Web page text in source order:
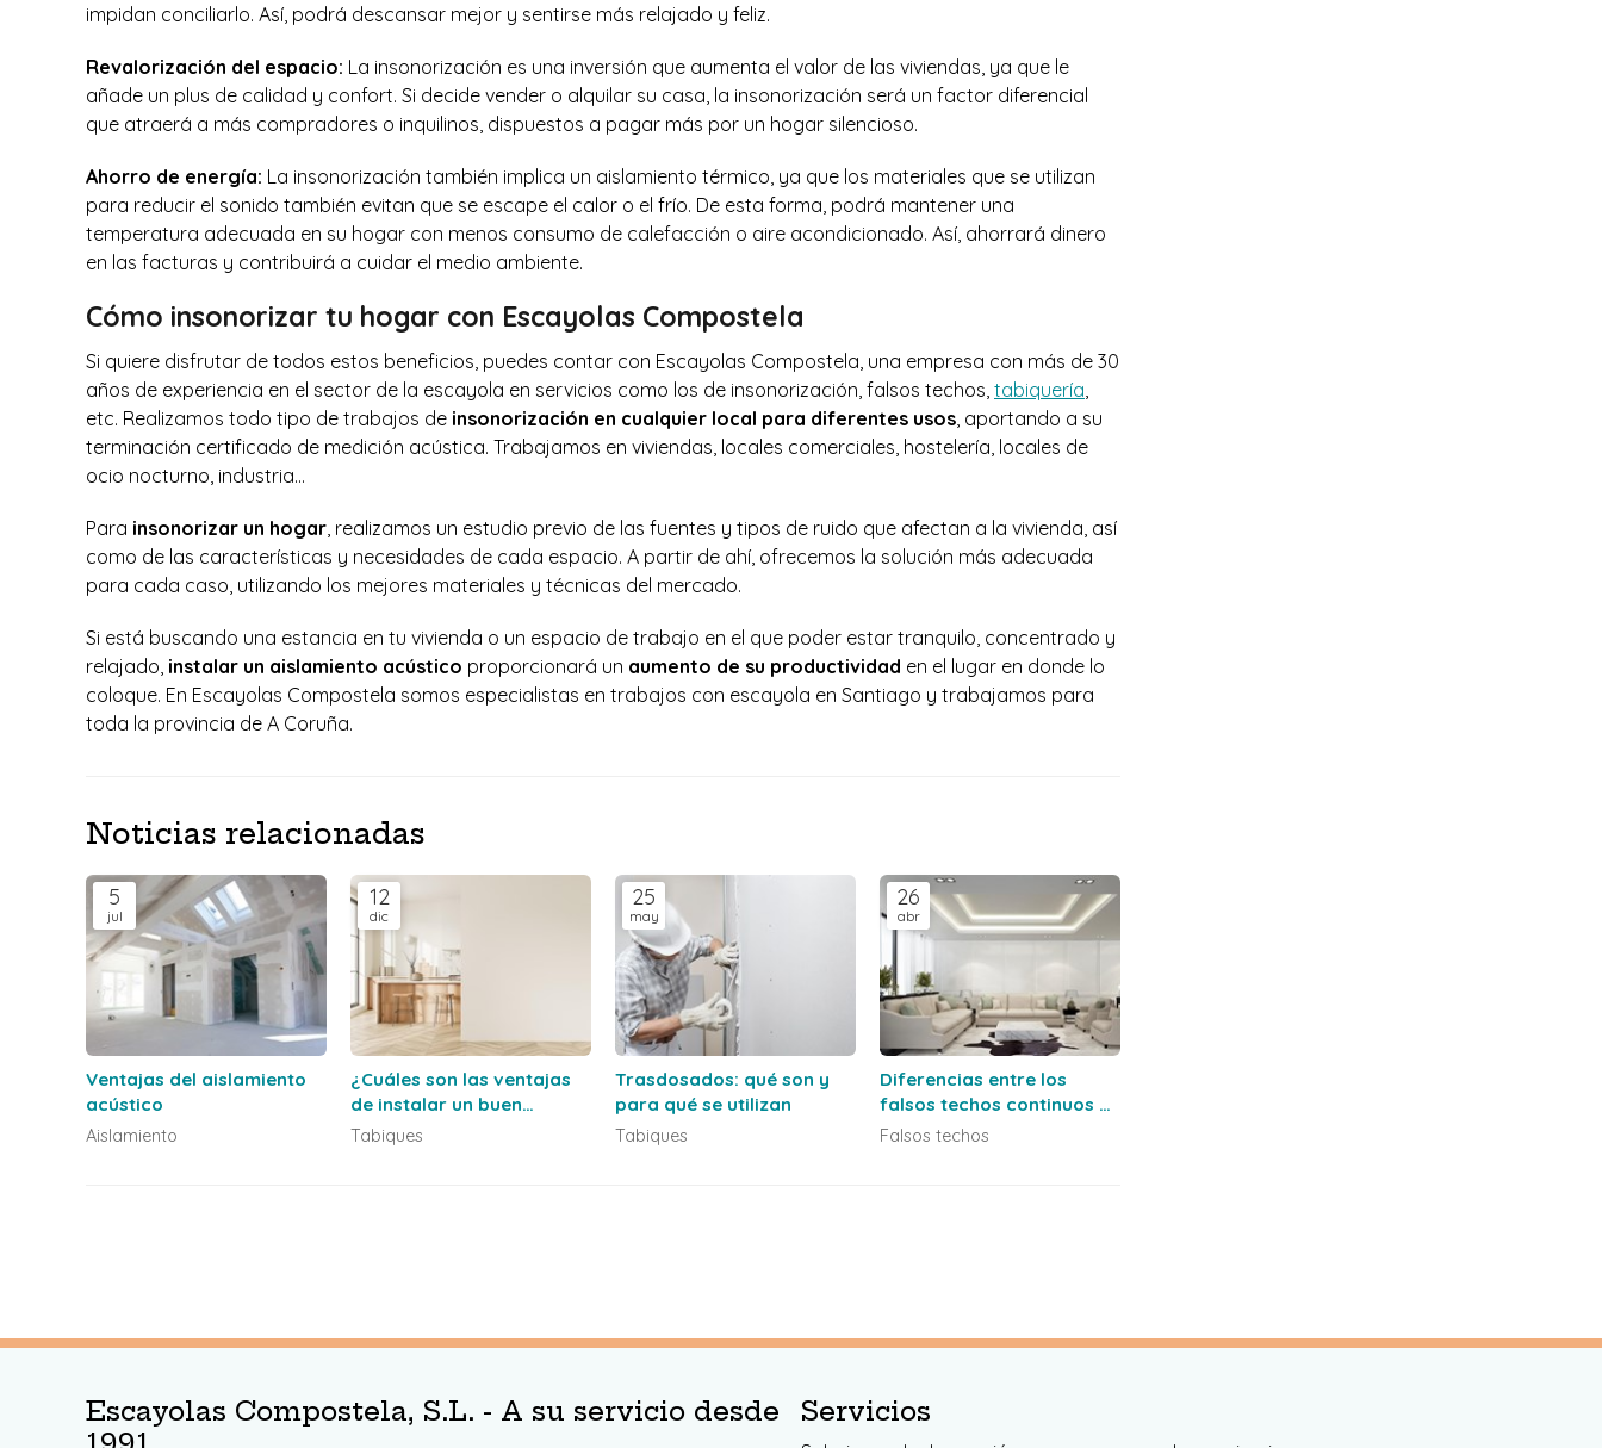
impidan conciliarlo. Así, podrá descansar mejor y sentirse más relajado y feliz.
Revalorización del espacio: La insonorización es una inversión que aumenta el valor de las viviendas, ya que le
añade un plus de calidad y confort. Si decide vender o alquilar su casa, la insonorización será un factor diferencial
que atraerá a más compradores o inquilinos, dispuestos a pagar más por un hogar silencioso.
Ahorro de energía: La insonorización también implica un aislamiento térmico, ya que los materiales que se utilizan
para reducir el sonido también evitan que se escape el calor o el frío. De esta forma, podrá mantener una
temperatura adecuada en su hogar con menos consumo de calefacción o aire acondicionado. Así, ahorrará dinero
en las facturas y contribuirá a cuidar el medio ambiente.
Cómo insonorizar tu hogar con Escayolas Compostela
Si quiere disfrutar de todos estos beneficios, puedes contar con Escayolas Compostela, una empresa con más de 30
años de experiencia en el sector de la escayola en servicios como los de insonorización, falsos techos, tabiquería,
etc. Realizamos todo tipo de trabajos de insonorización en cualquier local para diferentes usos, aportando a su
terminación certificado de medición acústica. Trabajamos en viviendas, locales comerciales, hostelería, locales de
ocio nocturno, industria…
Para insonorizar un hogar, realizamos un estudio previo de las fuentes y tipos de ruido que afectan a la vivienda, así
como de las características y necesidades de cada espacio. A partir de ahí, ofrecemos la solución más adecuada
para cada caso, utilizando los mejores materiales y técnicas del mercado.
Si está buscando una estancia en tu vivienda o un espacio de trabajo en el que poder estar tranquilo, concentrado y
relajado, instalar un aislamiento acústico proporcionará un aumento de su productividad en el lugar en donde lo
coloque. En Escayolas Compostela somos especialistas en trabajos con escayola en Santiago y trabajamos para
toda la provincia de A Coruña.
Noticias relacionadas
5
jul
Ventajas del aislamiento
acústico
Aislamiento
12
dic
¿Cuáles son las ventajas
de instalar un buen
sistema de tabiquería?
Tabiques
25
may
Trasdosados: qué son y
para qué se utilizan
Tabiques
26
abr
Diferencias entre los
falsos techos continuos y
los registrables
Falsos techos
Escayolas Compostela, S.L. - A su servicio desde
Servicios